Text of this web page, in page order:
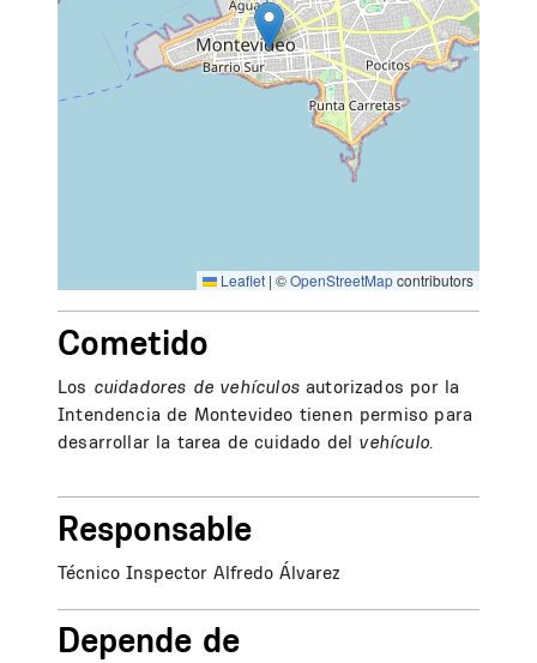
Leaflet | ©OpenStreetMapcontributors
Cometido
Los cuidadores de vehículosautorizados por la
Intendencia de Montevideo tienen permiso para
desarrollar la tarea de cuidado del vehículo.
Responsable
Técnico Inspector Alfredo Álvarez
Depende de